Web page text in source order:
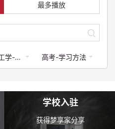
最多播放
工学-建筑类 高考-学习方法
学校入驻
获得梦享家分享